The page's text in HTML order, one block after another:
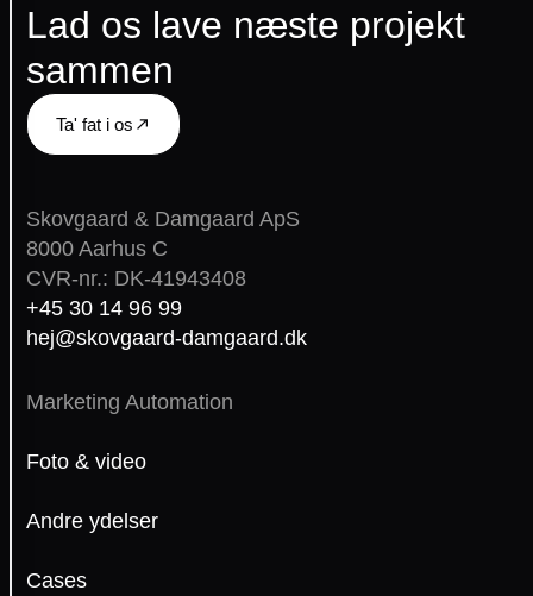
Lad os lave næste projekt
sammen
Ta' fat i os
Skovgaard & Damgaard ApS
8000 Aarhus C
CVR-nr.: DK-41943408
+45 30 14 96 99
hej@skovgaard-damgaard.dk
Marketing Automation
Foto & video
Andre ydelser
Cases
Vi
bruger
cookies
til
forbedre
måle
trafik
og
vise
relevante
annoncer.
kan
kategorier
accepterer.
cookiepolitik